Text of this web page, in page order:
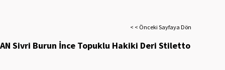
< < Önceki Sayfaya Dön
Sivri Burun İnce Topuklu Hakiki Deri Stiletto